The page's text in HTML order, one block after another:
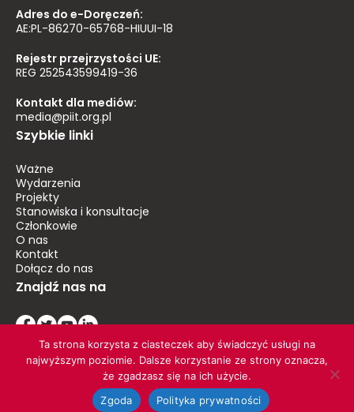
Adres do e-Doręczeń:
AE:PL-86270-65768-HIUUI-18
Rejestr przejrzystości UE:
REG 252543599419-36
Kontakt dla mediów:
media@piit.org.pl
Szybkie linki
Ważne
Wydarzenia
Projekty
Stanowiska i konsultacje
Członkowie
O nas
Kontakt
Dołącz do nas
Znajdź nas na
© 2026 PIIT. Wszelkie prawa zastrzeżone
Polityka prywatności
Ta strona korzysta z ciasteczek aby świadczyć usługi na
najwyższym poziomie. Dalsze korzystanie ze strony oznacza,
że zgadzasz się na ich użycie.
Zgoda
Polityka prywatności